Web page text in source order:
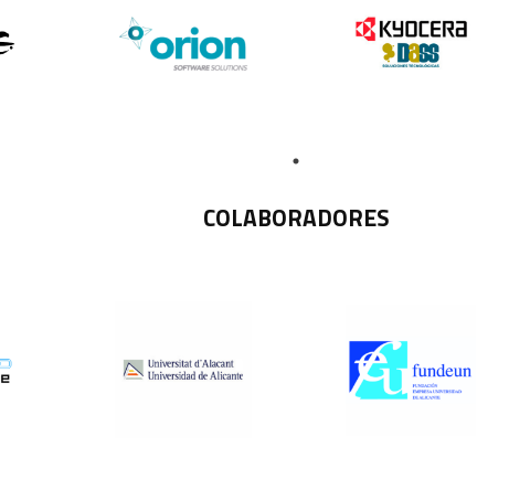
COLABORADORES